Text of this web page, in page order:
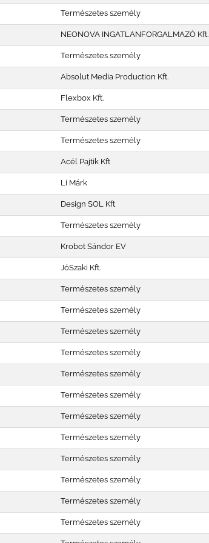
Természetes személy
NEONOVA INGATLANFORGALMAZÓ Kft.
Természetes személy
Absolut Media Production Kft.
Flexbox Kft.
Természetes személy
Természetes személy
Acél Pajtik Kft
Li Márk
Design SOL Kft
Természetes személy
Krobot Sándor EV
JóSzaki Kft.
Természetes személy
Természetes személy
Természetes személy
Természetes személy
Természetes személy
Természetes személy
Természetes személy
Természetes személy
Természetes személy
Természetes személy
Természetes személy
Természetes személy